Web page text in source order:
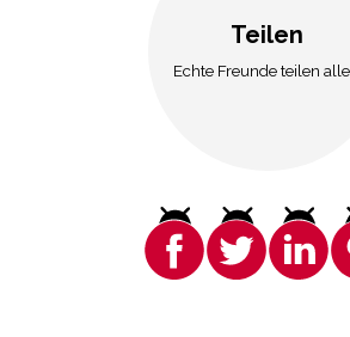
Teilen
Echte Freunde teilen